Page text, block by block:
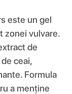
este un gel
zonei vulvare.
de
ceai,
Formula
a menține